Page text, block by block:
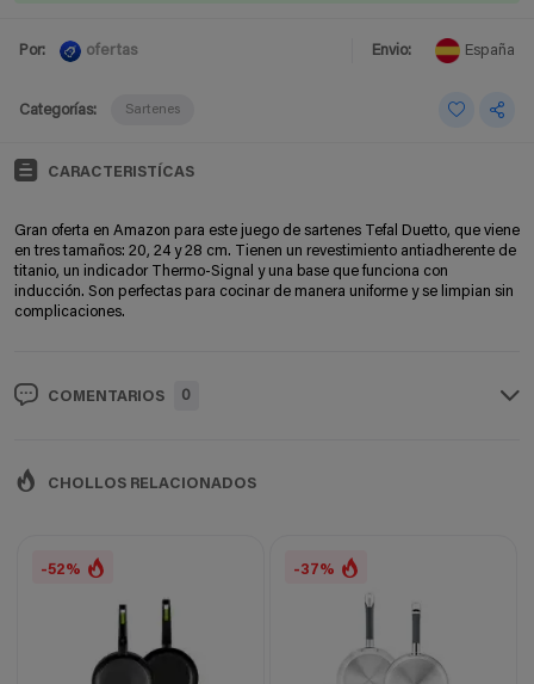
Por: ofertas Envio: España
Categorías: Sartenes
CARACTERISTÍCAS
Gran oferta en Amazon para este juego de sartenes Tefal Duetto, que viene
en tres tamaños: 20, 24 y 28 cm. Tienen un revestimiento antiadherente de
titanio, un indicador Thermo-Signal y una base que funciona con
inducción. Son perfectas para cocinar de manera uniforme y se limpian sin
complicaciones.
COMENTARIOS 0
CHOLLOS RELACIONADOS
-52% -37%